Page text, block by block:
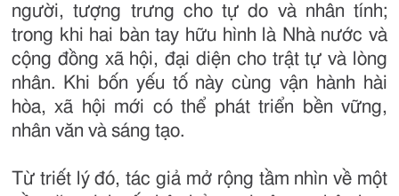
người, tượng trưng cho tự do và nhân tính;
trong khi hai bàn tay hữu hình là Nhà nước và
cộng đồng xã hội, đại diện cho trật tự và lòng
nhân. Khi bốn yếu tố này cùng vận hành hài
hòa, xã hội mới có thể phát triển bền vững,
nhân văn và sáng tạo.
Từ triết lý đó, tác giả mở rộng tầm nhìn về một